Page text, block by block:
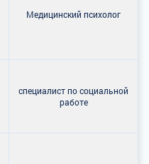
Медицинский психолог
специалист по социальной
работе